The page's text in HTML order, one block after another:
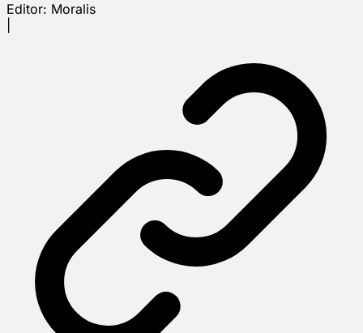
Editor: Moralis